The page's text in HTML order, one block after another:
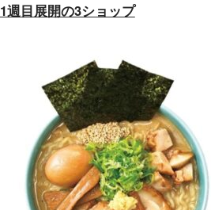
1週目展開の3ショップ